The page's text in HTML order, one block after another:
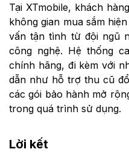
Tại XTmobile, khách
không gian mua sắm
vấn tận tình từ đội ngũ
công nghệ. Hệ thống
chính hãng, đi kèm với
dẫn như hỗ trợ thu cũ
các gói bảo hành mở
trong quá trình sử dụng.
Lời kết